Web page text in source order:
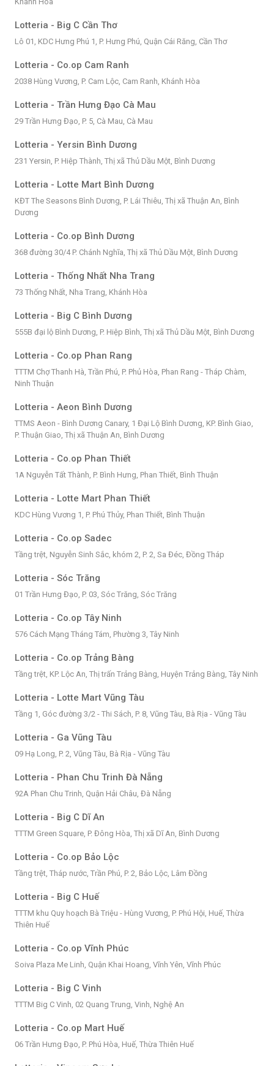
Lotteria - Big C Cần Thơ
Lô 01, KDC Hưng Phú 1, P. Hưng Phú, Quận Cái Răng, Cần Thơ
Lotteria - Co.op Cam Ranh
2038 Hùng Vương, P. Cam Lộc, Cam Ranh, Khánh Hòa
Lotteria - Trần Hưng Đạo Cà Mau
29 Trần Hưng Đạo, P. 5, Cà Mau, Cà Mau
Lotteria - Yersin Bình Dương
231 Yersin, P. Hiệp Thành, Thị xã Thủ Dầu Một, Bình Dương
Lotteria - Lotte Mart Bình Dương
KĐT The Seasons Bình Dương, P. Lái Thiêu, Thị xã Thuận An, Bình
Dương
Lotteria - Co.op Bình Dương
368 đường 30/4 P. Chánh Nghĩa, Thị xã Thủ Dầu Một, Bình Dương
Lotteria - Thống Nhất Nha Trang
73 Thống Nhất, Nha Trang, Khánh Hòa
Lotteria - Big C Bình Dương
555B đại lộ Bình Dương, P. Hiệp Bình, Thị xã Thủ Dầu Một, Bình Dương
Lotteria - Co.op Phan Rang
TTTM Chợ Thanh Hà, Trần Phú, P. Phủ Hòa, Phan Rang - Tháp Chàm,
Ninh Thuận
Lotteria - Aeon Bình Dương
TTMS Aeon - Bình Dương Canary, 1 Đại Lộ Bình Dương, KP. Bình Giao,
P. Thuận Giao, Thị xã Thuận An, Bình Dương
Lotteria - Co.op Phan Thiết
1A Nguyễn Tất Thành, P. Bình Hưng, Phan Thiết, Bình Thuận
Lotteria - Lotte Mart Phan Thiết
KDC Hùng Vương 1, P. Phú Thủy, Phan Thiết, Bình Thuận
Lotteria - Co.op Sadec
Tầng trệt, Nguyễn Sinh Sắc, khóm 2, P. 2, Sa Đéc, Đồng Tháp
Lotteria - Sóc Trăng
01 Trần Hưng Đạo, P. 03, Sóc Trăng, Sóc Trăng
Lotteria - Co.op Tây Ninh
576 Cách Mạng Tháng Tám, Phường 3, Tây Ninh
Lotteria - Co.op Trảng Bàng
Tầng trệt, KP. Lộc An, Thị trấn Trảng Bàng, Huyện Trảng Bàng, Tây Ninh
Lotteria - Lotte Mart Vũng Tàu
Tầng 1, Góc đường 3/2 - Thi Sách, P. 8, Vũng Tàu, Bà Rịa - Vũng Tàu
Lotteria - Ga Vũng Tàu
09 Hạ Long, P. 2, Vũng Tàu, Bà Rịa - Vũng Tàu
Lotteria - Phan Chu Trinh Đà Nẵng
92A Phan Chu Trinh, Quận Hải Châu, Đà Nẵng
Lotteria - Big C Dĩ An
TTTM Green Square, P. Đông Hòa, Thị xã Dĩ An, Bình Dương
Lotteria - Co.op Bảo Lộc
Tầng trệt, Tháp nước, Trần Phú, P. 2, Bảo Lộc, Lâm Đồng
Lotteria - Big C Huế
TTTM khu Quy hoạch Bà Triệu - Hùng Vương, P. Phú Hội, Huế, Thừa
Thiên Huế
Lotteria - Co.op Vĩnh Phúc
Soiva Plaza Me Linh, Quận Khai Hoang, Vĩnh Yên, Vĩnh Phúc
Lotteria - Big C Vinh
TTTM Big C Vinh, 02 Quang Trung, Vinh, Nghệ An
Lotteria - Co.op Mart Huế
06 Trần Hưng Đạo, P. Phú Hòa, Huế, Thừa Thiên Huế